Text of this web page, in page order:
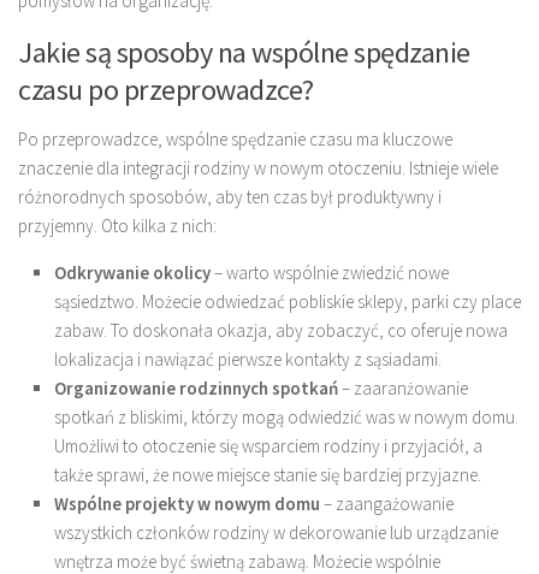
Jakie są sposoby na wspólne spędzanie
czasu po przeprowadzce?
Po przeprowadzce, wspólne spędzanie czasu ma kluczowe
znaczenie dla integracji rodziny w nowym otoczeniu. Istnieje wiele
różnorodnych sposobów, aby ten czas był produktywny i
przyjemny. Oto kilka z nich:
Odkrywanie okolicy– warto wspólnie zwiedzić nowe
sąsiedztwo. Możecie odwiedzać pobliskie sklepy, parki czy place
zabaw. To doskonała okazja, aby zobaczyć, co oferuje nowa
lokalizacja i nawiązać pierwsze kontakty z sąsiadami.
Organizowanie rodzinnych spotkań– zaaranżowanie
spotkań z bliskimi, którzy mogą odwiedzić was w nowym domu.
Umożliwi to otoczenie się wsparciem rodziny i przyjaciół, a
także sprawi, że nowe miejsce stanie się bardziej przyjazne.
Wspólne projekty w nowym domu – zaangażowanie
wszystkich członków rodziny w dekorowanie lub urządzanie
wnętrza może być świetną zabawą. Możecie wspólnie